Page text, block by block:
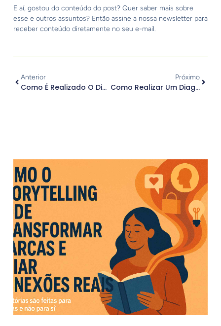
E aí, gostou do conteúdo do post? Quer saber mais sobre
esse e outros assuntos? Então assine a nossa newsletter para
receber conteúdo diretamente no seu e-mail.
Anterior
Como É Realizado O Diagnóstico Da Comunicação Interna Nas Empresas?
Próximo
Como Realizar Um Diagnóstico Da Comunicação E Do Ambiente Interno?
Outros Posts.